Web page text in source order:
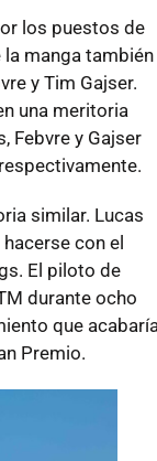
los puestos de
la manga también
y Tim Gajser.
una meritoria
Febvre y Gajser
similar. Lucas
con el
El piloto de
durante ocho
que
Premio.